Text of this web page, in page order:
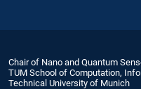
Chair of Nano and Quantum
TUM School of Computation,
Technical University of Munich